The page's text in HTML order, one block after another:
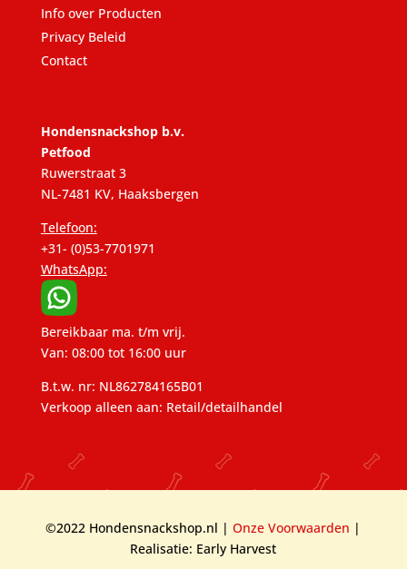
Info over Producten
Privacy Beleid
Contact
Hondensnackshop b.v.
Petfood
Ruwerstraat 3
NL-7481 KV, Haaksbergen
Telefoon:
+31- (0)53-7701971
WhatsApp:
Bereikbaar ma. t/m vrij.
Van: 08:00 tot 16:00 uur
B.t.w. nr: NL862784165B01
Verkoop alleen aan: Retail/detailhandel
©2022 Hondensnackshop.nl |Onze Voorwaarden |
Realisatie: Early Harvest